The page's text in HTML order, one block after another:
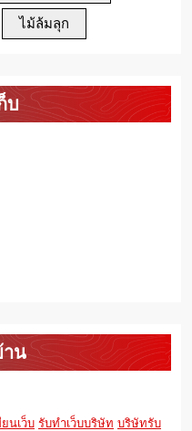
ไม้ล้มลุก
บ
าน
นเว็บ รับทำเว็บบริษัท บริษัทรับ